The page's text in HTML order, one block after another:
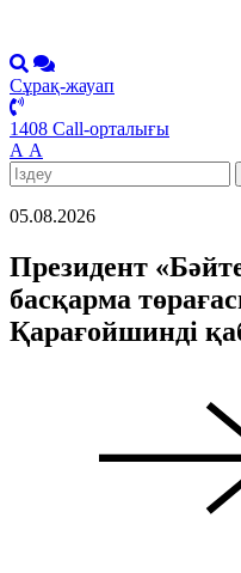
Сұрақ-жауап
1408 Call-орталығы
А А
05.08.2026
Президент
басқарма
Қарағойшинді